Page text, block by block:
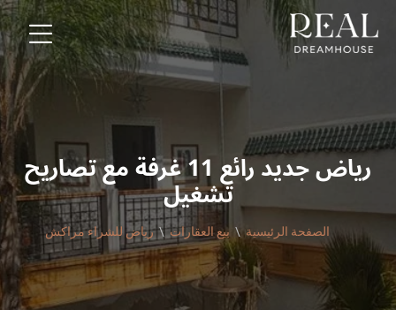
رياض جديد رائع 11 غرفة مع تصاريح
تشغيل
الصفحة الرئيسية بيع العقارات رياض للشراء مراكش